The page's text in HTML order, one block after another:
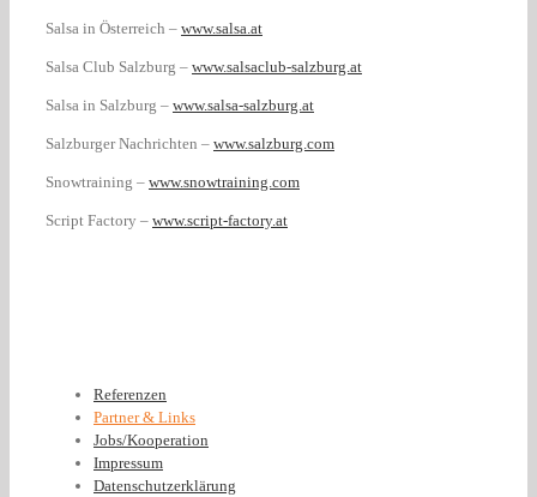
Salsa in Österreich – www.salsa.at
Salsa Club Salzburg – www.salsaclub-salzburg.at
Salsa in Salzburg – www.salsa-salzburg.at
Salzburger Nachrichten – www.salzburg.com
Snowtraining – www.snowtraining.com
Script Factory – www.script-factory.at
Referenzen
Partner & Links
Jobs/Kooperation
Impressum
Datenschutzerklärung